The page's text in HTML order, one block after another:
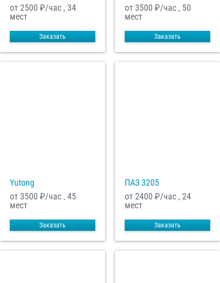
от 2500 ₽/час , 34
мест
Заказать
от 3500 ₽/час , 50
мест
Заказать
Yutong
от 3500 ₽/час , 45
мест
Заказать
ПАЗ 3205
от 2400 ₽/час , 24
мест
Заказать